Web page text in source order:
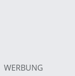
WERBUNG